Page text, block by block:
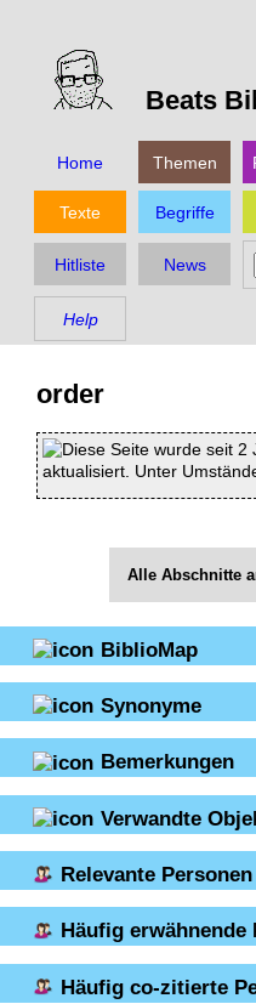
Beats
Home Themen
Texte Begriffe
Hitliste News
Help
order
Diese Seite wurde seit
aktualisiert. Unter
Alle Abschnitte
BiblioMap
Synonyme
Bemerkungen
Verwandte
Relevante Personen
Häufig erwähnende
Häufig co-zitierte